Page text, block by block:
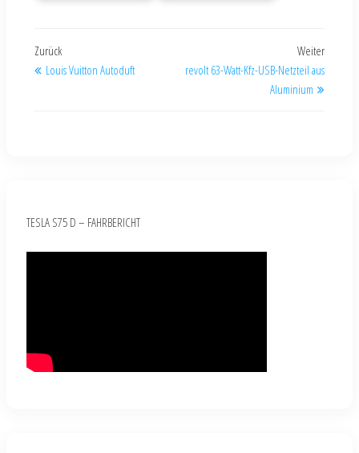
Zurück
Louis Vuitton Autoduft
Weiter
revolt 63-Watt-Kfz-USB-Netzteil aus
Aluminium
TESLA S75 D – FAHRBERICHT